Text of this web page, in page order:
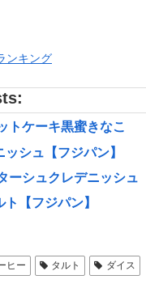
ンキング
トケーキ黒蜜きなこ
ッシュ【フジパン】
ーシュクレデニッシュ
【フジパン】
ヒー タルト ダイス